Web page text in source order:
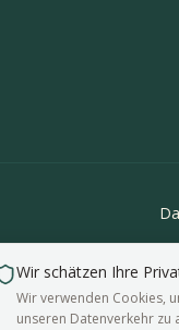
Wir schätzen Ihre
Wir verwenden Cookies,
unseren Datenverkehr zu